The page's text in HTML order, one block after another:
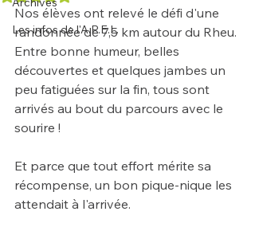
Les infos de l'A.P.E.L.
Nos élèves ont relevé le défi d'une
randonnée de 7,5 km autour du Rheu.
Entre bonne humeur, belles
découvertes et quelques jambes un
peu fatiguées sur la fin, tous sont
arrivés au bout du parcours avec le
sourire !
Et parce que tout effort mérite sa
récompense, un bon pique-nique les
attendait à l'arrivée.